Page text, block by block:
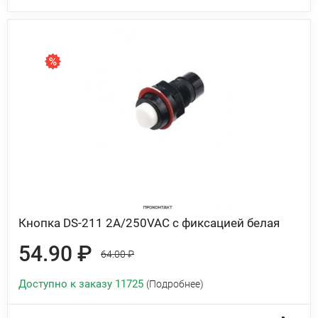
Кнопка DS-211 2A/250VAC с фиксацией белая
54.90 ₽ 64.00 ₽
Доступно к заказу 11725 (Подробнее)